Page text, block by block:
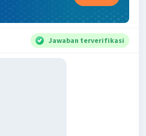
Jawaban terverifikasi